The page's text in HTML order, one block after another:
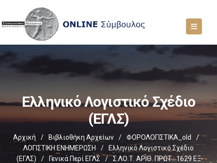
Ελληνικό Λογιστικό Σχέδιο
(ΕΓΛΣ)
Αρχική / Βιβλιοθήκη Αρχείων / ΦΟΡΟΛΟΓΙΣΤΙΚΑ_old
/
ΛΟΓΙΣΤΙΚΗ ΕΝΗΜΕΡΩΣΗ
/
Ελληνικό Λογιστικό Σχέδιο
(ΕΓΛΣ)
/ Γενικά Περί ΕΓΛΣ /
Σ.ΛΟ.Τ. ΑΡΙΘ. ΠΡΩΤ.: 1629 ΕΞ